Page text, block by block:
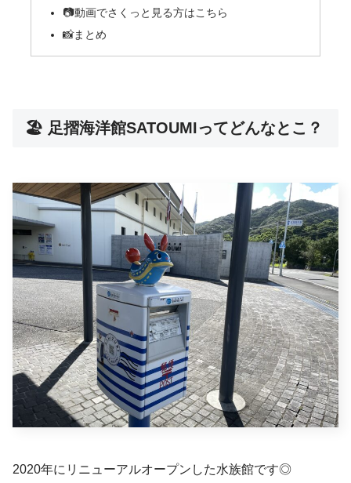
📷動画でさくっと見る方はこちら
📸まとめ
🏖 足摺海洋館SATOUMIってどんなとこ？
2020年にリニューアルオープンした水族館です◎